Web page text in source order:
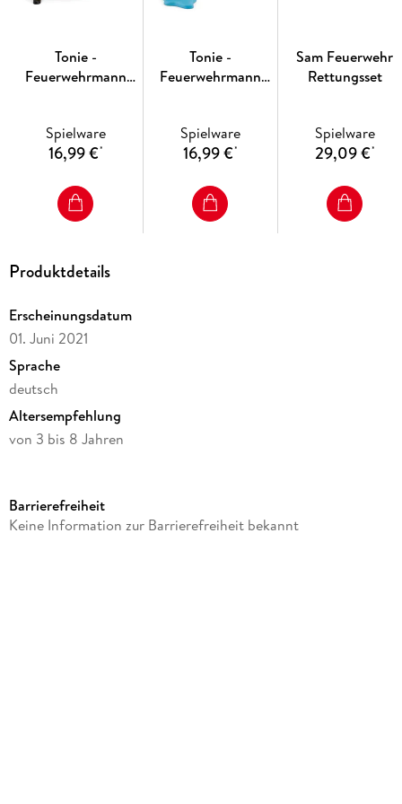
Tonie -
Feuerwehrmann
Spielware
16,99 €*
Tonie -
Feuerwehrmann
Spielware
16,99 €*
Sam Feuerwehr
Rettungsset
Spielware
29,09 €*
Produktdetails
Erscheinungsdatum
01. Juni 2021
Sprache
deutsch
Altersempfehlung
von 3 bis 8 Jahren
Verlag/Hersteller
Barrierefreiheit
Keine Information zur Barrierefreiheit bekannt